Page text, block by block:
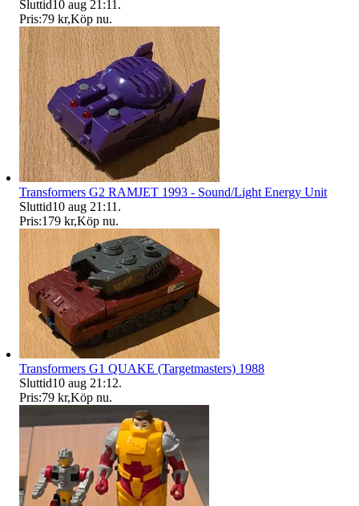
Sluttid10 aug 21:11 .
Pris:79 kr,Köp nu.
Transformers G2 RAMJET 1993 - Sound/Light Energy Unit
Sluttid10 aug 21:11 .
Pris:179 kr,Köp nu.
Transformers G1 QUAKE (Targetmasters) 1988
Sluttid10 aug 21:12.
Pris:79 kr,Köp nu.